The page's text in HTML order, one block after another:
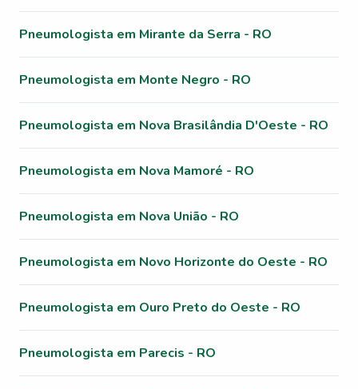
Pneumologista em Mirante da Serra - RO
Pneumologista em Monte Negro - RO
Pneumologista em Nova Brasilândia D'Oeste - RO
Pneumologista em Nova Mamoré - RO
Pneumologista em Nova União - RO
Pneumologista em Novo Horizonte do Oeste - RO
Pneumologista em Ouro Preto do Oeste - RO
Pneumologista em Parecis - RO